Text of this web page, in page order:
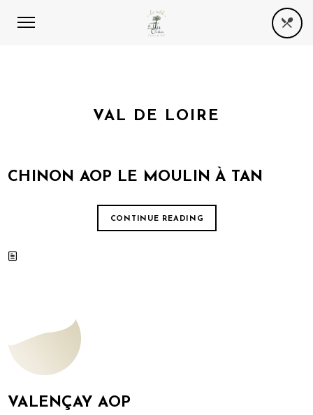
VAL DE LOIRE
CHINON AOP LE MOULIN À TAN
CONTINUE READING
VALENÇAY AOP